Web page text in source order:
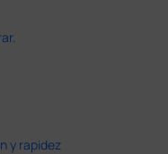
y rapidez